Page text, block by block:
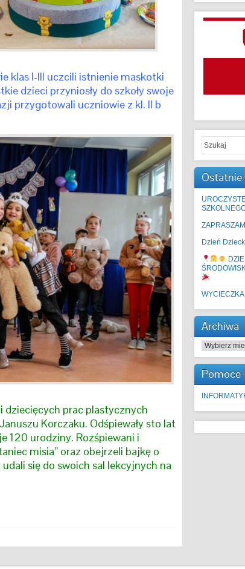
klas I-III uczcili istnienie maskotki
dzieci przyniosły do szkoły swoje
przygotowali uczniowie z kl. II b
prac plastycznych
Korczaku. Odśpiewały sto lat
120 urodziny. Rozśpiewani i
misia” oraz obejrzeli bajkę o
się do swoich sal lekcyjnych na
Ostatnie
Dzień
Archiwa
Archiwa
Pomoce